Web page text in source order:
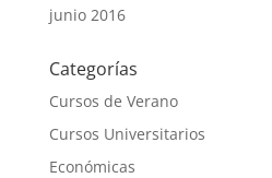
junio 2016
Categorías
Cursos de Verano
Cursos Universitarios
Económicas